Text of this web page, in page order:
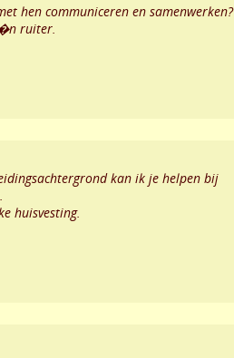
hen communiceren en samenwerken?
ruiter.
kan ik je helpen bij
huisvesting.